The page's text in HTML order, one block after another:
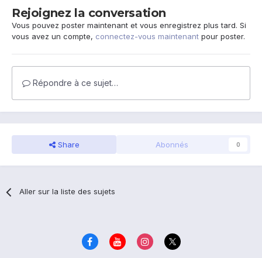
Rejoignez la conversation
Vous pouvez poster maintenant et vous enregistrez plus tard. Si
vous avez un compte, connectez-vous maintenant pour poster.
Répondre à ce sujet…
Share Abonnés 0
Aller sur la liste des sujets